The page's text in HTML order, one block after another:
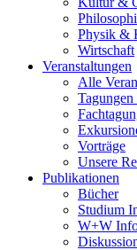
Physik &
Wirtschaft
Veranstaltungen
Alle
Vorträge
Unsere
Publikationen
Bücher
Studium
W+W